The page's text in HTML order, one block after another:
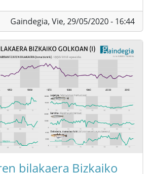
Gaindegia, Vie, 29/05/2020 - 16:44
bilakaera Bizkaiko